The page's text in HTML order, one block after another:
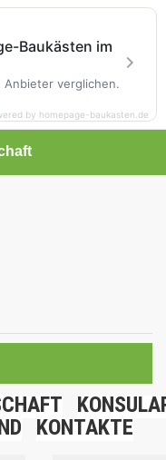
KONTAKTE
Baukästen im
verglichen.
by homepage-baukasten.de